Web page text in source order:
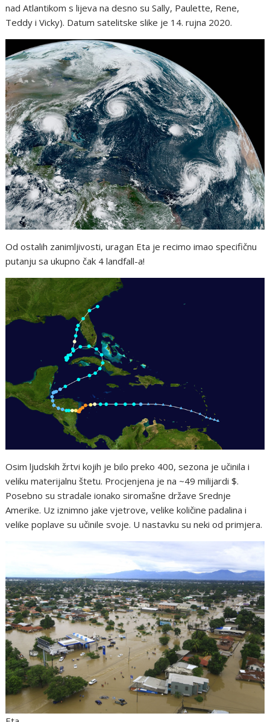
nad Atlantikom s lijeva na desno su Sally, Paulette, Rene,
Teddy i Vicky). Datum satelitske slike je 14. rujna 2020.
Od ostalih zanimljivosti, uragan Eta je recimo imao specifičnu
putanju sa ukupno čak 4 landfall-a!
Osim ljudskih žrtvi kojih je bilo preko 400, sezona je učinila i
veliku materijalnu štetu. Procjenjena je na ~49 milijardi $.
Posebno su stradale ionako siromašne države Srednje
Amerike. Uz iznimno jake vjetrove, velike količine padalina i
velike poplave su učinile svoje. U nastavku su neki od primjera.